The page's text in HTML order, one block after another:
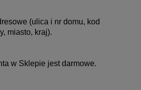
(ulica i nr domu, kod
miasto, kraj).
w Sklepie jest darmowe.